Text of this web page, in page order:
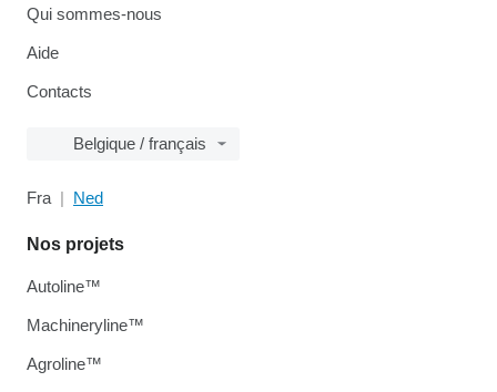
Qui sommes-nous
Aide
Contacts
Belgique / français
Fra Ned
Nos projets
Autoline™
Machineryline™
Agroline™